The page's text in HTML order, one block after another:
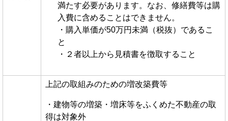
満たす必要があります。なお、修繕費等は購
入費に含めることはできません。
・購入単価が50万円未満（税抜）であるこ
と
・２者以上から見積書を徴取すること
上記の取組みのための増改築費等
・建物等の増築・増床等をふくめた不動産の取
得は対象外